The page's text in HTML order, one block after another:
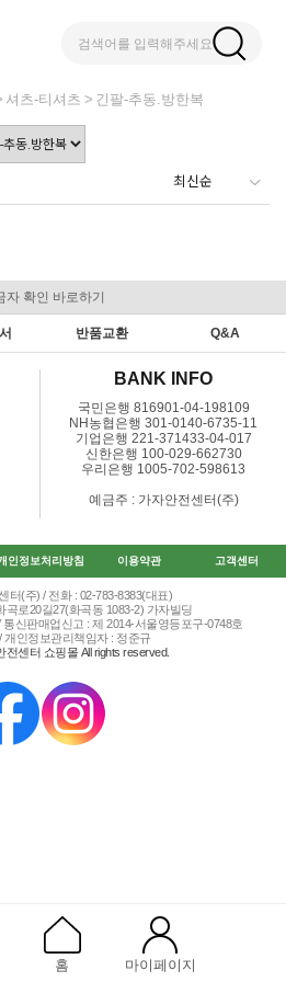
검색어를 입력해주세요
홈 마이페이지
셔츠-티셔츠 긴팔-추동.방한복
자 확인 바로하기
반품교환 Q&A
BANK INFO
국민은행 816901-04-198109
NH농협은행 301-0140-6735-11
기업은행 221-371433-04-017
신한은행 100-029-662730
우리은행 1005-702-598613
예금주 : 가자안전센터(주)
인정보처리방침 이용약관 고객센터
터(주) / 전화 : 02-783-8383(대표)
곡로20길27(화곡동 1083-2) 가자빌딩
통신판매업신고 : 제 2014-서울영등포구-0748호
개인정보관리책임자 : 정준규
전센터 쇼핑몰 All rights reserved.